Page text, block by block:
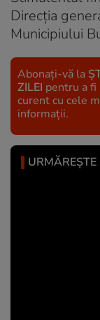
Direcția
Municipiului
Abonați-vă la
ZILEI pentru a fi
curent cu cele
informații.